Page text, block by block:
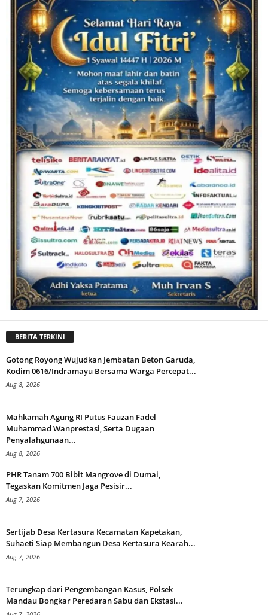
BERITA TERKINI
Gotong Royong Wujudkan Jembatan Beton Garuda,
Kodim 0616/Indramayu Bersama Warga Percepat...
Aug 8, 2026
Mahkamah Agung RI Putus Fauzan Fadel
Muhammad Wanprestasi, Serta Dugaan
Penyalahgunaan...
Aug 8, 2026
PHR Tanam 700 Bibit Mangrove di Dumai,
Tegaskan Komitmen Jaga Pesisir...
Aug 7, 2026
Sertijab Desa Kertasura Kecamatan Kapetakan,
Suhaeti Siap Membangun Desa Kertasura Kearah...
Aug 7, 2026
Terungkap dari Pengembangan Kasus, Polsek
Mandau Bongkar Peredaran Sabu dan Ekstasi...